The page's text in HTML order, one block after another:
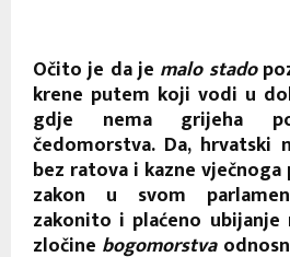
Očito je da je malo stado
krene putem koji vodi u
gdje nema grijeha
čedomorstva. Da,
bez ratova i kazne
zakon u svom
zakonito i plaćeno
zločine bogomorstva